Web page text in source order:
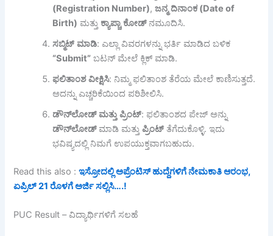
(Registration Number),ಜನ್ಮ ದಿನಾಂಕ (Date of
Birth) ಮತ್ತು ಕ್ಯಾಪ್ಚಾ ಕೋಡ್ನಮೂದಿಸಿ.
ಸಬ್ಮಿಟ್ ಮಾಡಿ: ಎಲ್ಲಾ ವಿವರಗಳನ್ನು ಭರ್ತಿ ಮಾಡಿದ ಬಳಿಕ
“Submit” ಬಟನ್ ಮೇಲೆ ಕ್ಲಿಕ್ ಮಾಡಿ.
ಫಲಿತಾಂಶ ವೀಕ್ಷಿಸಿ: ನಿಮ್ಮ ಫಲಿತಾಂಶ ತೆರೆಯ ಮೇಲೆ ಕಾಣಿಸುತ್ತದೆ.
ಅದನ್ನು ಎಚ್ಚರಿಕೆಯಿಂದ ಪರಿಶೀಲಿಸಿ.
ಡೌನ್ಲೋಡ್ ಮತ್ತು ಪ್ರಿಂಟ್: ಫಲಿತಾಂಶದ ಪೇಜ್ ಅನ್ನು
ಡೌನ್ಲೋಡ್ಮಾಡಿ ಮತ್ತುಪ್ರಿಂಟ್ ತೆಗೆದುಕೊಳ್ಳಿ. ಇದು
ಭವಿಷ್ಯದಲ್ಲಿ ನಿಮಗೆ ಉಪಯುಕ್ತವಾಗಬಹುದು.
Read this also :ಇಸ್ರೋದಲ್ಲಿ ಅಪ್ರೆಂಟಿಸ್ ಹುದ್ದೆಗಳಿಗೆ ನೇಮಕಾತಿ ಆರಂಭ,
ಏಪ್ರಿಲ್ 21 ರೊಳಗೆ ಅರ್ಜಿ ಸಲ್ಲಿಸಿ….!
PUC Result – ವಿದ್ಯಾರ್ಥಿಗಳಿಗೆ ಸಲಹೆ